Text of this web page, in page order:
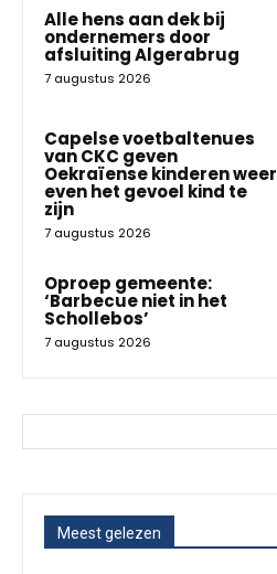
Alle hens aan dek bij
ondernemers door
afsluiting Algerabrug
7 augustus 2026
Capelse voetbaltenues
van CKC geven
Oekraïense kinderen weer
even het gevoel kind te
zijn
7 augustus 2026
Oproep gemeente:
‘Barbecue niet in het
Schollebos’
7 augustus 2026
Meest gelezen